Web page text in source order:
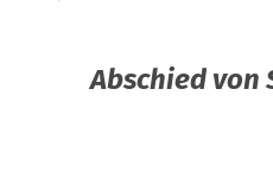
Abschied von